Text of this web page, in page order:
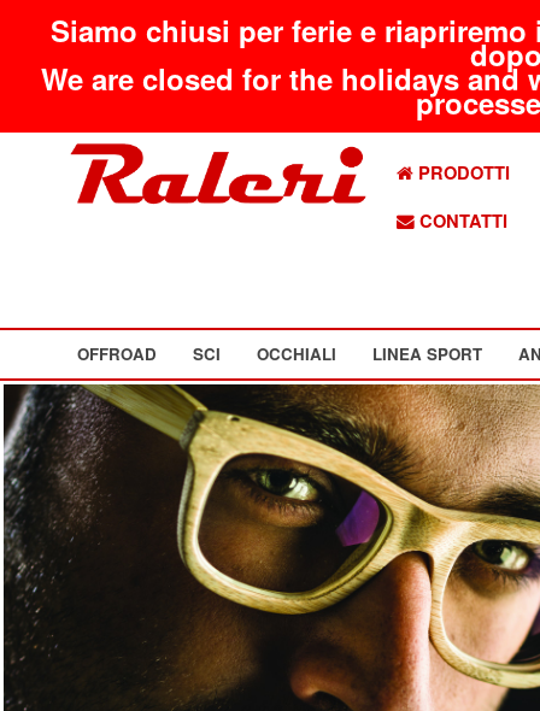
Siamo chiusi per ferie e
We are closed for the holidays
PRODOTTI
CONTATTI
OFFROAD SCI OCCHIALI LINEA SPORT